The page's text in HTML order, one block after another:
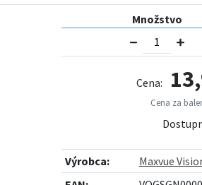
Množstvo
Cena:
Cena za
Výrobca:
Maxvue